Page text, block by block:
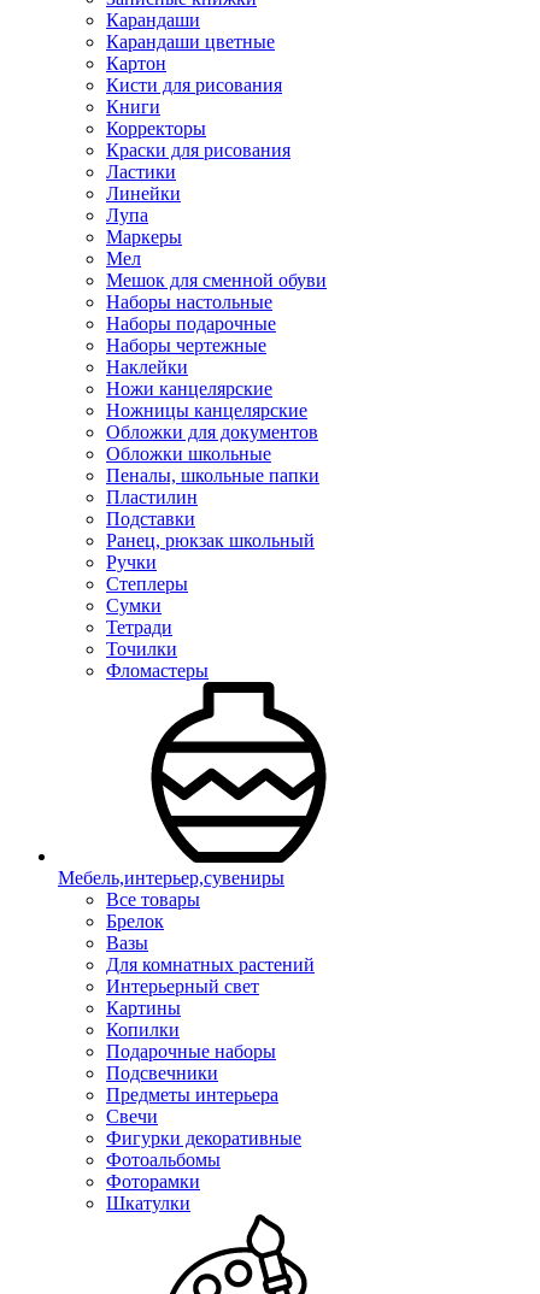
Карандаши
Карандаши цветные
Картон
Кисти для рисования
Книги
Корректоры
Краски для рисования
Ластики
Линейки
Лупа
Маркеры
Мел
Мешок для сменной обуви
Наборы настольные
Наборы подарочные
Наборы чертежные
Наклейки
Ножи канцелярские
Ножницы канцелярские
Обложки для документов
Обложки школьные
Пеналы, школьные папки
Пластилин
Подставки
Ранец, рюкзак школьный
Ручки
Степлеры
Сумки
Тетради
Точилки
Фломастеры
Мебель,интерьер,сувениры
Все товары
Брелок
Вазы
Для комнатных растений
Интерьерный свет
Картины
Копилки
Подарочные наборы
Подсвечники
Предметы интерьера
Свечи
Фигурки декоративные
Фотоальбомы
Фоторамки
Шкатулки